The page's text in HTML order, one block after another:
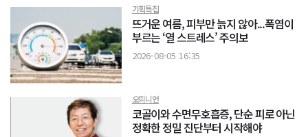
기획특집
뜨거운 여름, 피부만 늙지 않아...폭염이
부르는 ‘열 스트레스’ 주의보
2026-08-05 16:35
오피니언
코골이와 수면무호흡증, 단순 피로 아닌
정확한 정밀 진단부터 시작해야